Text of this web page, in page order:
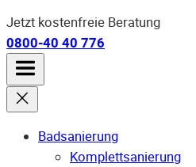
Jetzt kostenfreie Beratung
0800-40 40 776
Badsanierung
Komplettsanierung